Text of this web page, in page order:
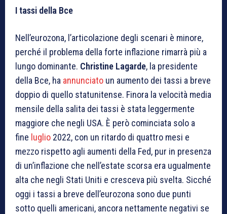
I tassi della Bce
Nell’eurozona, l’articolazione degli scenari è minore,
perché il problema della forte inflazione rimarrà più a
lungo dominante. Christine Lagarde, la presidente
della Bce, ha annunciato un aumento dei tassi a breve
doppio di quello statunitense. Finora la velocità media
mensile della salita dei tassi è stata leggermente
maggiore che negli USA. È però cominciata solo a
fine luglio 2022, con un ritardo di quattro mesi e
mezzo rispetto agli aumenti della Fed, pur in presenza
di un’inflazione che nell’estate scorsa era ugualmente
alta che negli Stati Uniti e cresceva più svelta. Sicché
oggi i tassi a breve dell’eurozona sono due punti
sotto quelli americani, ancora nettamente negativi se